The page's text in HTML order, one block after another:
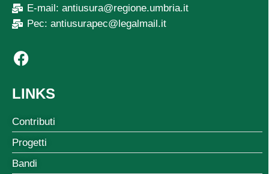
E-mail: antiusura@regione.umbria.it
Pec: antiusurapec@legalmail.it
LINKS
Contributi
Progetti
Bandi